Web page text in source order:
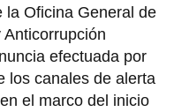
la Oficina General de
efectuada por
los canales de alerta
el marco del inicio